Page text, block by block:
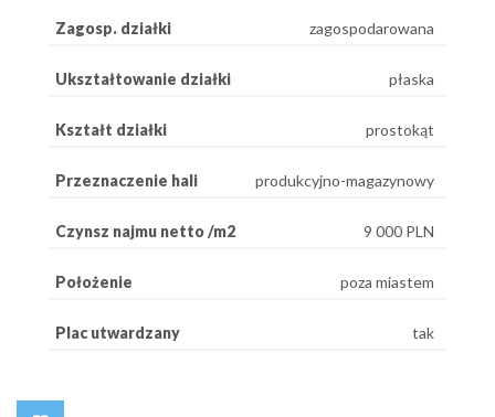
Zagosp. działki zagospodarowana
Ukształtowanie działki płaska
Kształt działki prostokąt
Przeznaczenie hali produkcyjno-magazynowy
Czynsz najmu netto /m2 9 000 PLN
Położenie poza miastem
Plac utwardzany tak